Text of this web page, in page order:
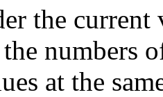
the
numbers
at the